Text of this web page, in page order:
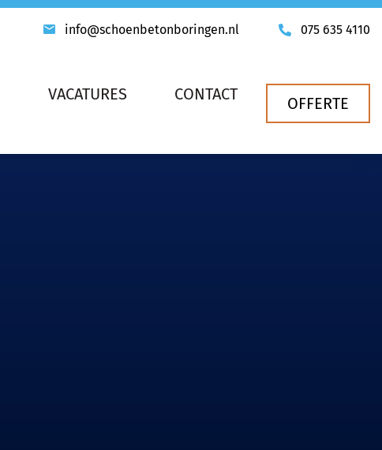
info@schoenbetonboringen.nl 075 635 4110
VACATURES CONTACT OFFERTE